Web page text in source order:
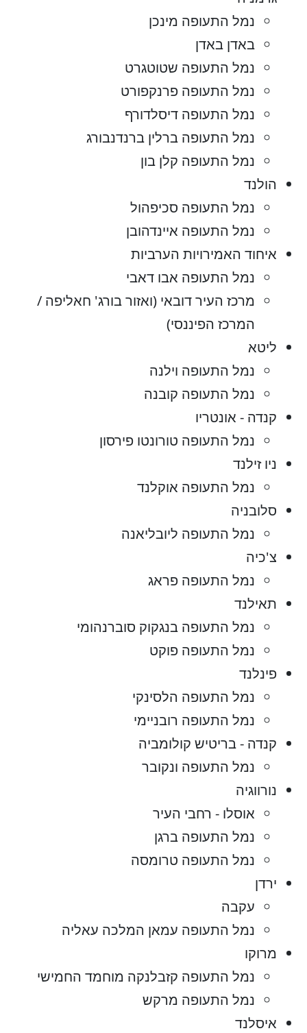
נמל התעופה מינכן
באדן באדן
נמל התעופה שטוטגרט
נמל התעופה פרנקפורט
נמל התעופה דיסלדורף
נמל התעופה ברלין ברנדנבורג
נמל התעופה קלן בון
הולנד
נמל התעופה סכיפהול
נמל התעופה איינדהובן
איחוד האמירויות הערביות
נמל התעופה אבו דאבי
מרכז העיר דובאי (ואזור בורג' חאליפה /
המרכז הפיננסי)
ליטא
נמל התעופה וילנה
נמל התעופה קובנה
קנדה - אונטריו
נמל התעופה טורונטו פירסון
ניו זילנד
נמל התעופה אוקלנד
סלובניה
נמל התעופה ליובליאנה
צ'כיה
נמל התעופה פראג
תאילנד
נמל התעופה בנגקוק סוברנהומי
נמל התעופה פוקט
פינלנד
נמל התעופה הלסינקי
נמל התעופה רובניימי
קנדה - בריטיש קולומביה
נמל התעופה ונקובר
נורווגיה
אוסלו - רחבי העיר
נמל התעופה ברגן
נמל התעופה טרומסה
ירדן
עקבה
נמל התעופה עמאן המלכה עאליה
מרוקו
נמל התעופה קזבלנקה מוחמד החמישי
נמל התעופה מרקש
איסלנד